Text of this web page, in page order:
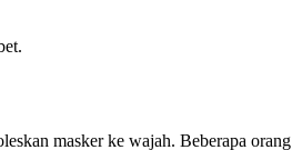
masker ke wajah. Beberapa